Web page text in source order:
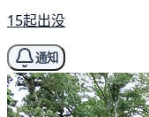
15起出没
通知